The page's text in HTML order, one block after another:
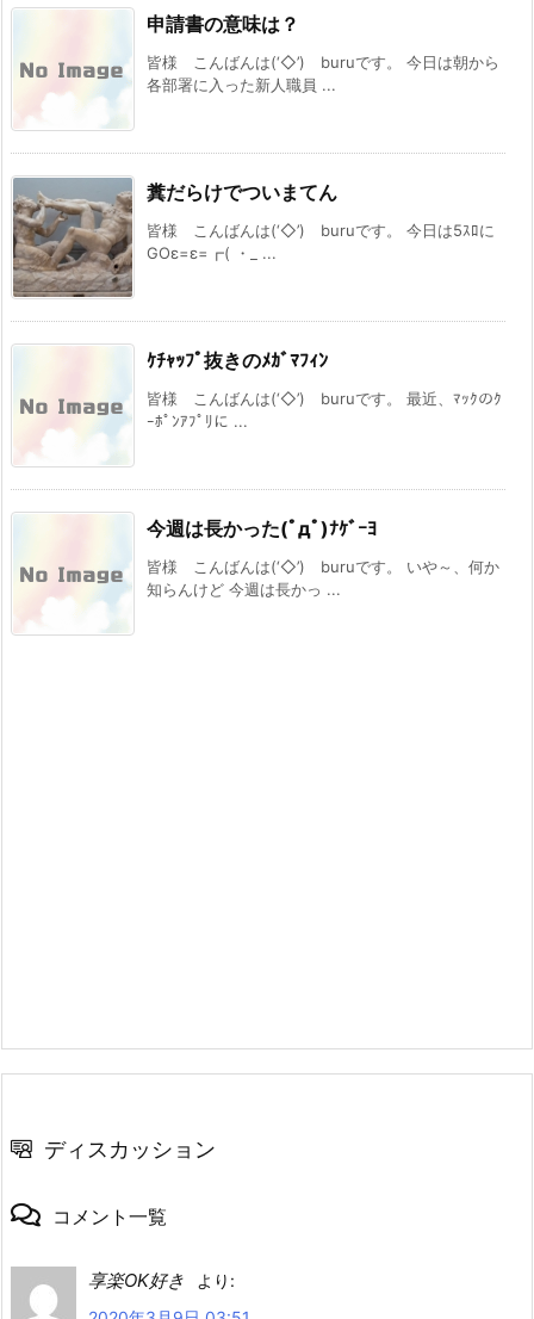
申請書の意味は？
皆様 こんばんは(‘◇’)ゞburuです。 今日は朝から
各部署に入った新人職員 ...
糞だらけでついまてん
皆様 こんばんは(‘◇’)ゞburuです。 今日は5ｽﾛに
GOε=ε=┏( ・_ ...
ｹﾁｬｯﾌﾟ抜きのﾒｶﾞﾏﾌｨﾝ
皆様 こんばんは(‘◇’)ゞburuです。 最近、ﾏｯｸのｸ
ｰﾎﾟﾝｱﾌﾟﾘに ...
今週は長かった(ﾟдﾟ)ﾅｹﾞｰﾖ
皆様 こんばんは(‘◇’)ゞburuです。 いや～、何か
知らんけど 今週は長かっ ...
ディスカッション
コメント一覧
享楽OK好き
より: